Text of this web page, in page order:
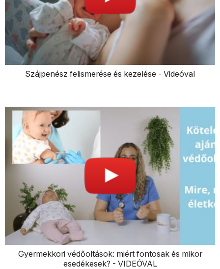
Szájpenész felismerése és kezelése - Videóval
Gyermekkori védőoltások: miért fontosak és mikor
esedékesek? - VIDEÓVAL